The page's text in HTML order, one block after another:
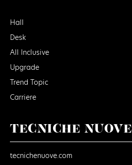
Hall
Desk
All Inclusive
Upgrade
Trend Topic
Carriere
TECNICHE NUOVE
tecnichenuove.com